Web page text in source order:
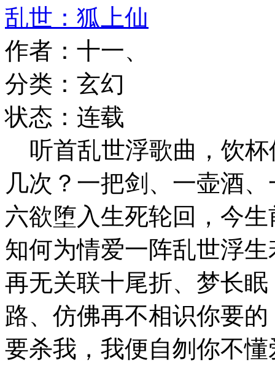
乱世：狐上仙
作者：十一、
分类：玄幻
状态：连载
听首乱世浮歌曲，饮杯
几次？一把剑、一壶酒
六欲堕入生死轮回，今
知何为情爱一阵乱世浮
再无关联十尾折、梦长
路、仿佛再不相识你要
要杀我，我便自刎你不